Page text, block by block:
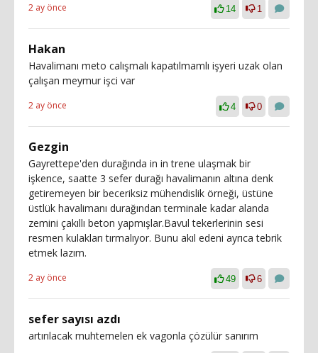
2 ay önce 14 1
Hakan
Havalimanı meto calışmalı kapatılmamlı işyeri uzak olan
çalışan meymur işci var
2 ay önce 4 0
Gezgin
Gayrettepe'den durağında in in trene ulaşmak bir
işkence, saatte 3 sefer durağı havalimanın altına denk
getiremeyen bir beceriksiz mühendislik örneği, üstüne
üstlük havalimanı durağından terminale kadar alanda
zemini çakıllı beton yapmışlar.Bavul tekerlerinin sesi
resmen kulakları tırmalıyor. Bunu akıl edeni ayrıca tebrik
etmek lazım.
2 ay önce 49 6
sefer sayısı azdı
artırılacak muhtemelen ek vagonla çözülür sanırım